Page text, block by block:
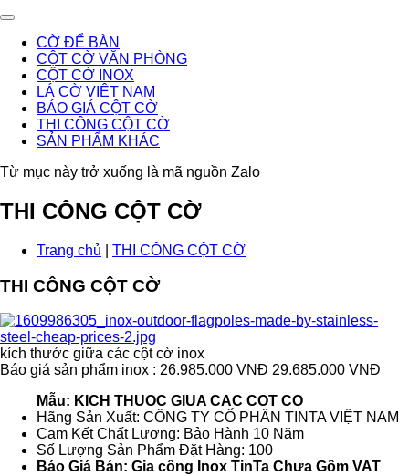
CỜ ĐỂ BÀN
CỘT CỜ VĂN PHÒNG
CỘT CỜ INOX
LÁ CỜ VIỆT NAM
BÁO GIÁ CỘT CỜ
THI CÔNG CỘT CỜ
SẢN PHẨM KHÁC
Từ mục này trở xuống là mã nguồn Zalo
THI CÔNG CỘT CỜ
Trang chủ THI CÔNG CỘT CỜ
THI CÔNG CỘT CỜ
kích thước giữa các cột cờ inox
Báo giá sản phẩm inox : 26.985.000 VNĐ 29.685.000 VNĐ
Mẫu: KICH THUOC GIUA CAC COT CO
Hãng Sản Xuất: CÔNG TY CỔ PHẦN TINTA VIỆT NAM
Cam Kết Chất Lượng: Bảo Hành 10 Năm
Số Lượng Sản Phẩm Đặt Hàng: 100
Báo Giá Bán: Gia công Inox TinTa Chưa Gồm VAT